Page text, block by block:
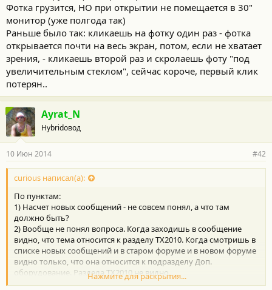
Фотка грузится, НО при открытии не помещается в 30"
монитор (уже полгода так)
Раньше было так: кликаешь на фотку один раз - фотка
открывается почти на весь экран, потом, если не хватает
зрения, - кликаешь второй раз и скролаешь фоту "под
увеличительным стеклом", сейчас короче, первый клик
потерян..
Ayrat_N
Hybridовод
10 Июн 2014 #42
curious написал(а):
По пунктам:
1) Насчет новых сообщений - не совсем понял, а что там
должно быть?
2) Вообще не понял вопроса. Когда заходишь в сообщение
видно, что тема относится к разделу ТХ2010. Когда смотришь в
списке новых сообщений и в старом форуме и в новом форуме
видно только, что она относится к подразделу Доп.
оборудование. Раздела ТХ2010 не видно.
3) Если вы уже читали эту тему, то можно использовать кнопку
Нажмите для раскрытия...